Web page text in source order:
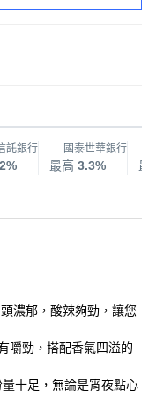
託銀行 國泰世華銀行
最高 3.3% 最
濃郁，酸辣夠勁，讓您
嚼勁，搭配香氣四溢的
十足，無論是宵夜點心